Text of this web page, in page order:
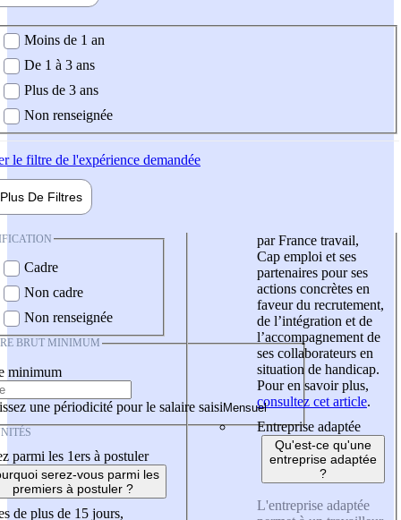
demandée
Moins de 1 an
De 1 à 3 ans
Plus de 3 ans
Non renseignée
le filtre de l'expérience demandée
Plus De Filtres
Cadre
Non cadre
Non renseignée
BRUT MINIMUM
minimum
une périodicité pour le salaire saisi
parmi les 1ers à postuler
serez-vous parmi les
premiers à postuler ?
de plus de 15 jours,
par France travail,
Cap emploi et ses
partenaires pour ses
actions concrètes en
faveur du recrutement,
de l’intégration et de
l’accompagnement de
ses collaborateurs en
situation de handicap.
Pour en savoir plus,
consultez cet article.
Entreprise adaptée
Qu'est-ce qu'une
entreprise adaptée
?
L'entreprise adaptée